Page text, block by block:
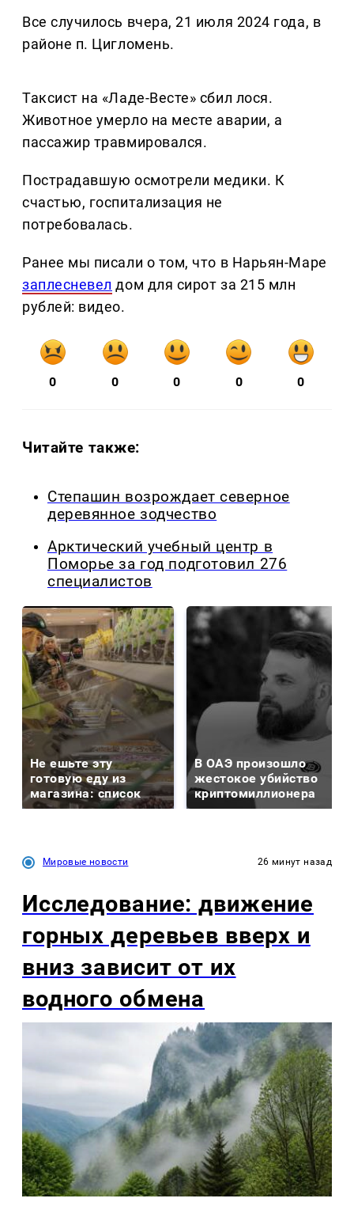
Все случилось вчера, 21 июля 2024 года, в
районе п. Цигломень.
Таксист на «Ладе-Весте» сбил лося.
Животное умерло на месте аварии, а
пассажир травмировался.
Пострадавшую осмотрели медики. К
счастью, госпитализация не
потребовалась.
Ранее мы писали о том, что в Нарьян-Маре
заплесневел дом для сирот за 215 млн
рублей: видео.
0 0 0 0 0
Читайте также:
Степашин возрождает северное
деревянное зодчество
Арктический учебный центр в
Поморье за год подготовил 276
специалистов
Не ешьте эту
готовую еду из
магазина: список
В ОАЭ произошло
жестокое убийство
криптомиллионера
Мировые новости 26 минут назад
Исследование: движение
горных деревьев вверх и
вниз зависит от их
водного обмена